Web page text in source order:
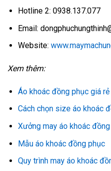
Hotline 2: 0938.137.077
Email:
Website:
Xem thêm:
Áo khoác đồng phục giá rẻ
Cách chọn size áo khoác
Xưởng may áo khoác
Mẫu áo khoác đồng phục
Quy trình may áo khoác